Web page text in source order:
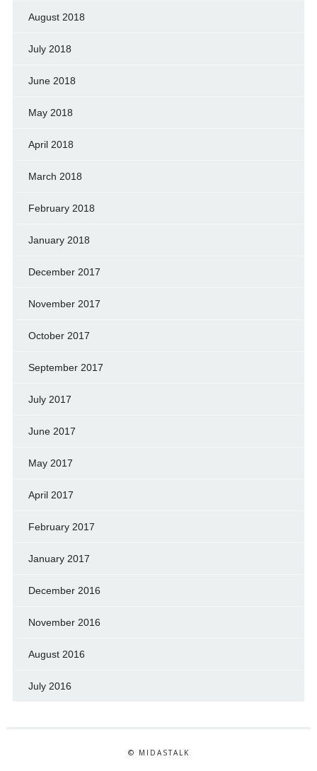
August 2018
July 2018
June 2018
May 2018
April 2018
March 2018
February 2018
January 2018
December 2017
November 2017
October 2017
September 2017
July 2017
June 2017
May 2017
April 2017
February 2017
January 2017
December 2016
November 2016
August 2016
July 2016
© MIDASTALK